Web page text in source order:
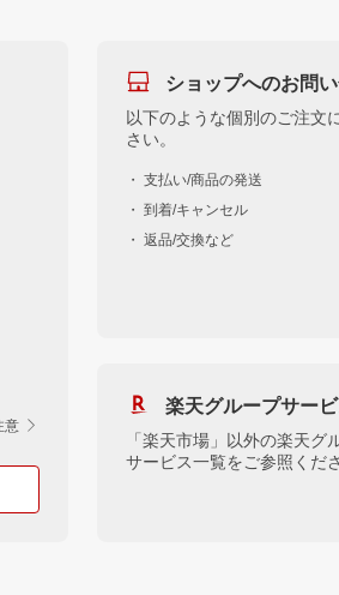
意
ショップへのお問
以下のような個別のご注文
さい。
・ 支払い/商品の発送
・ 到着/キャンセル
・ 返品/交換など
楽天グループサー
「楽天市場」以外の楽天
サービス一覧をご参照くださ